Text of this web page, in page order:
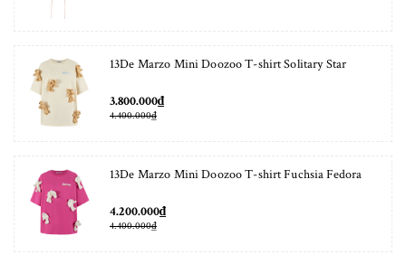
13De Marzo Mini Doozoo T-shirt Solitary Star
3.800.000₫
4.400.000₫
13De Marzo Mini Doozoo T-shirt Fuchsia Fedora
4.200.000₫
4.400.000₫